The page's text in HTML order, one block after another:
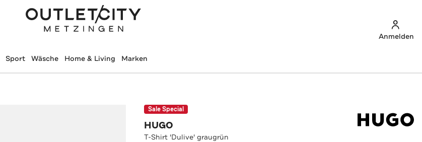
Anmelden
Sport Wäsche Home & Living Marken
Sale Special
HUGO
T-Shirt 'Dulive' graugrün